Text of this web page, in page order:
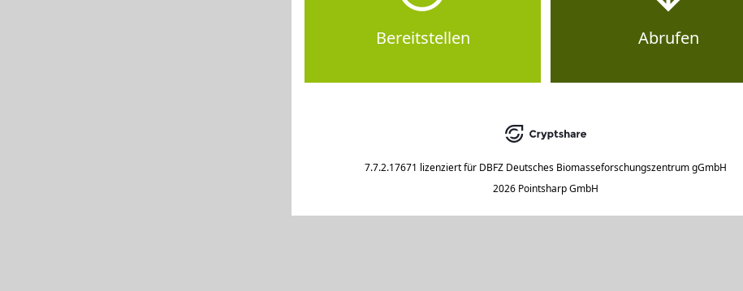
Bereitstellen Abrufen
7.7.2.17671 lizenziert für DBFZ Deutsches Biomasseforschungszentrum gGmbH
2026 Pointsharp GmbH